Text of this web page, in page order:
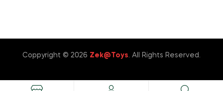
Coppyright © 2026 Zek@Toys. All Rights Reserved.